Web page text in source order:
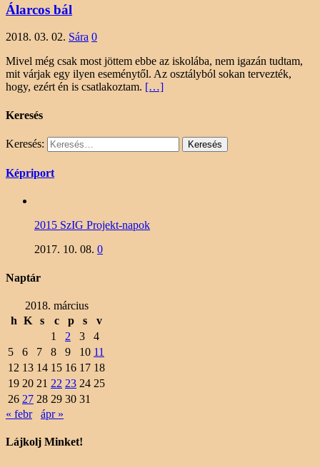
Álarcos bál
2018. 03. 02. Sára 0
Mivel még csak most jöttem ebbe az iskolába, nem igazán tudtam,
mit várjak egy ilyen eseménytől. Az osztályból sokan tervezték,
hogy, ezért én is csatlakoztam. […]
Keresés
Keresés:
Képriport
2015 SzIG Projekt-napok
2017. 10. 08. 0
Naptár
2018. március
h K s c p s
v
1
2 3
4
5
6 7 8 9 10 11
12 13 14 15 16 17 18
19 20 21 22 23 24 25
26 27 28 29 30 31
« febr
ápr »
Lájkolj Minket!